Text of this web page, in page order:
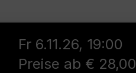
Fr 6.11.26, 19:00
Preise ab € 28,00